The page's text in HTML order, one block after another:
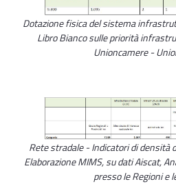
Dotazione fisica del sistema
Libro Bianco sulle priorità
Unioncamere -
Rete stradale - Indicatori di densità
Elaborazione MIMS, su dati Aiscat,
presso le Regioni e